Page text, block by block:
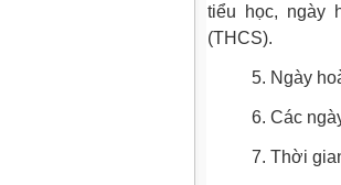
tiểu học, ngày
(THCS).
5. Ngày hoàn
6. Các ngày
7. Thời gian